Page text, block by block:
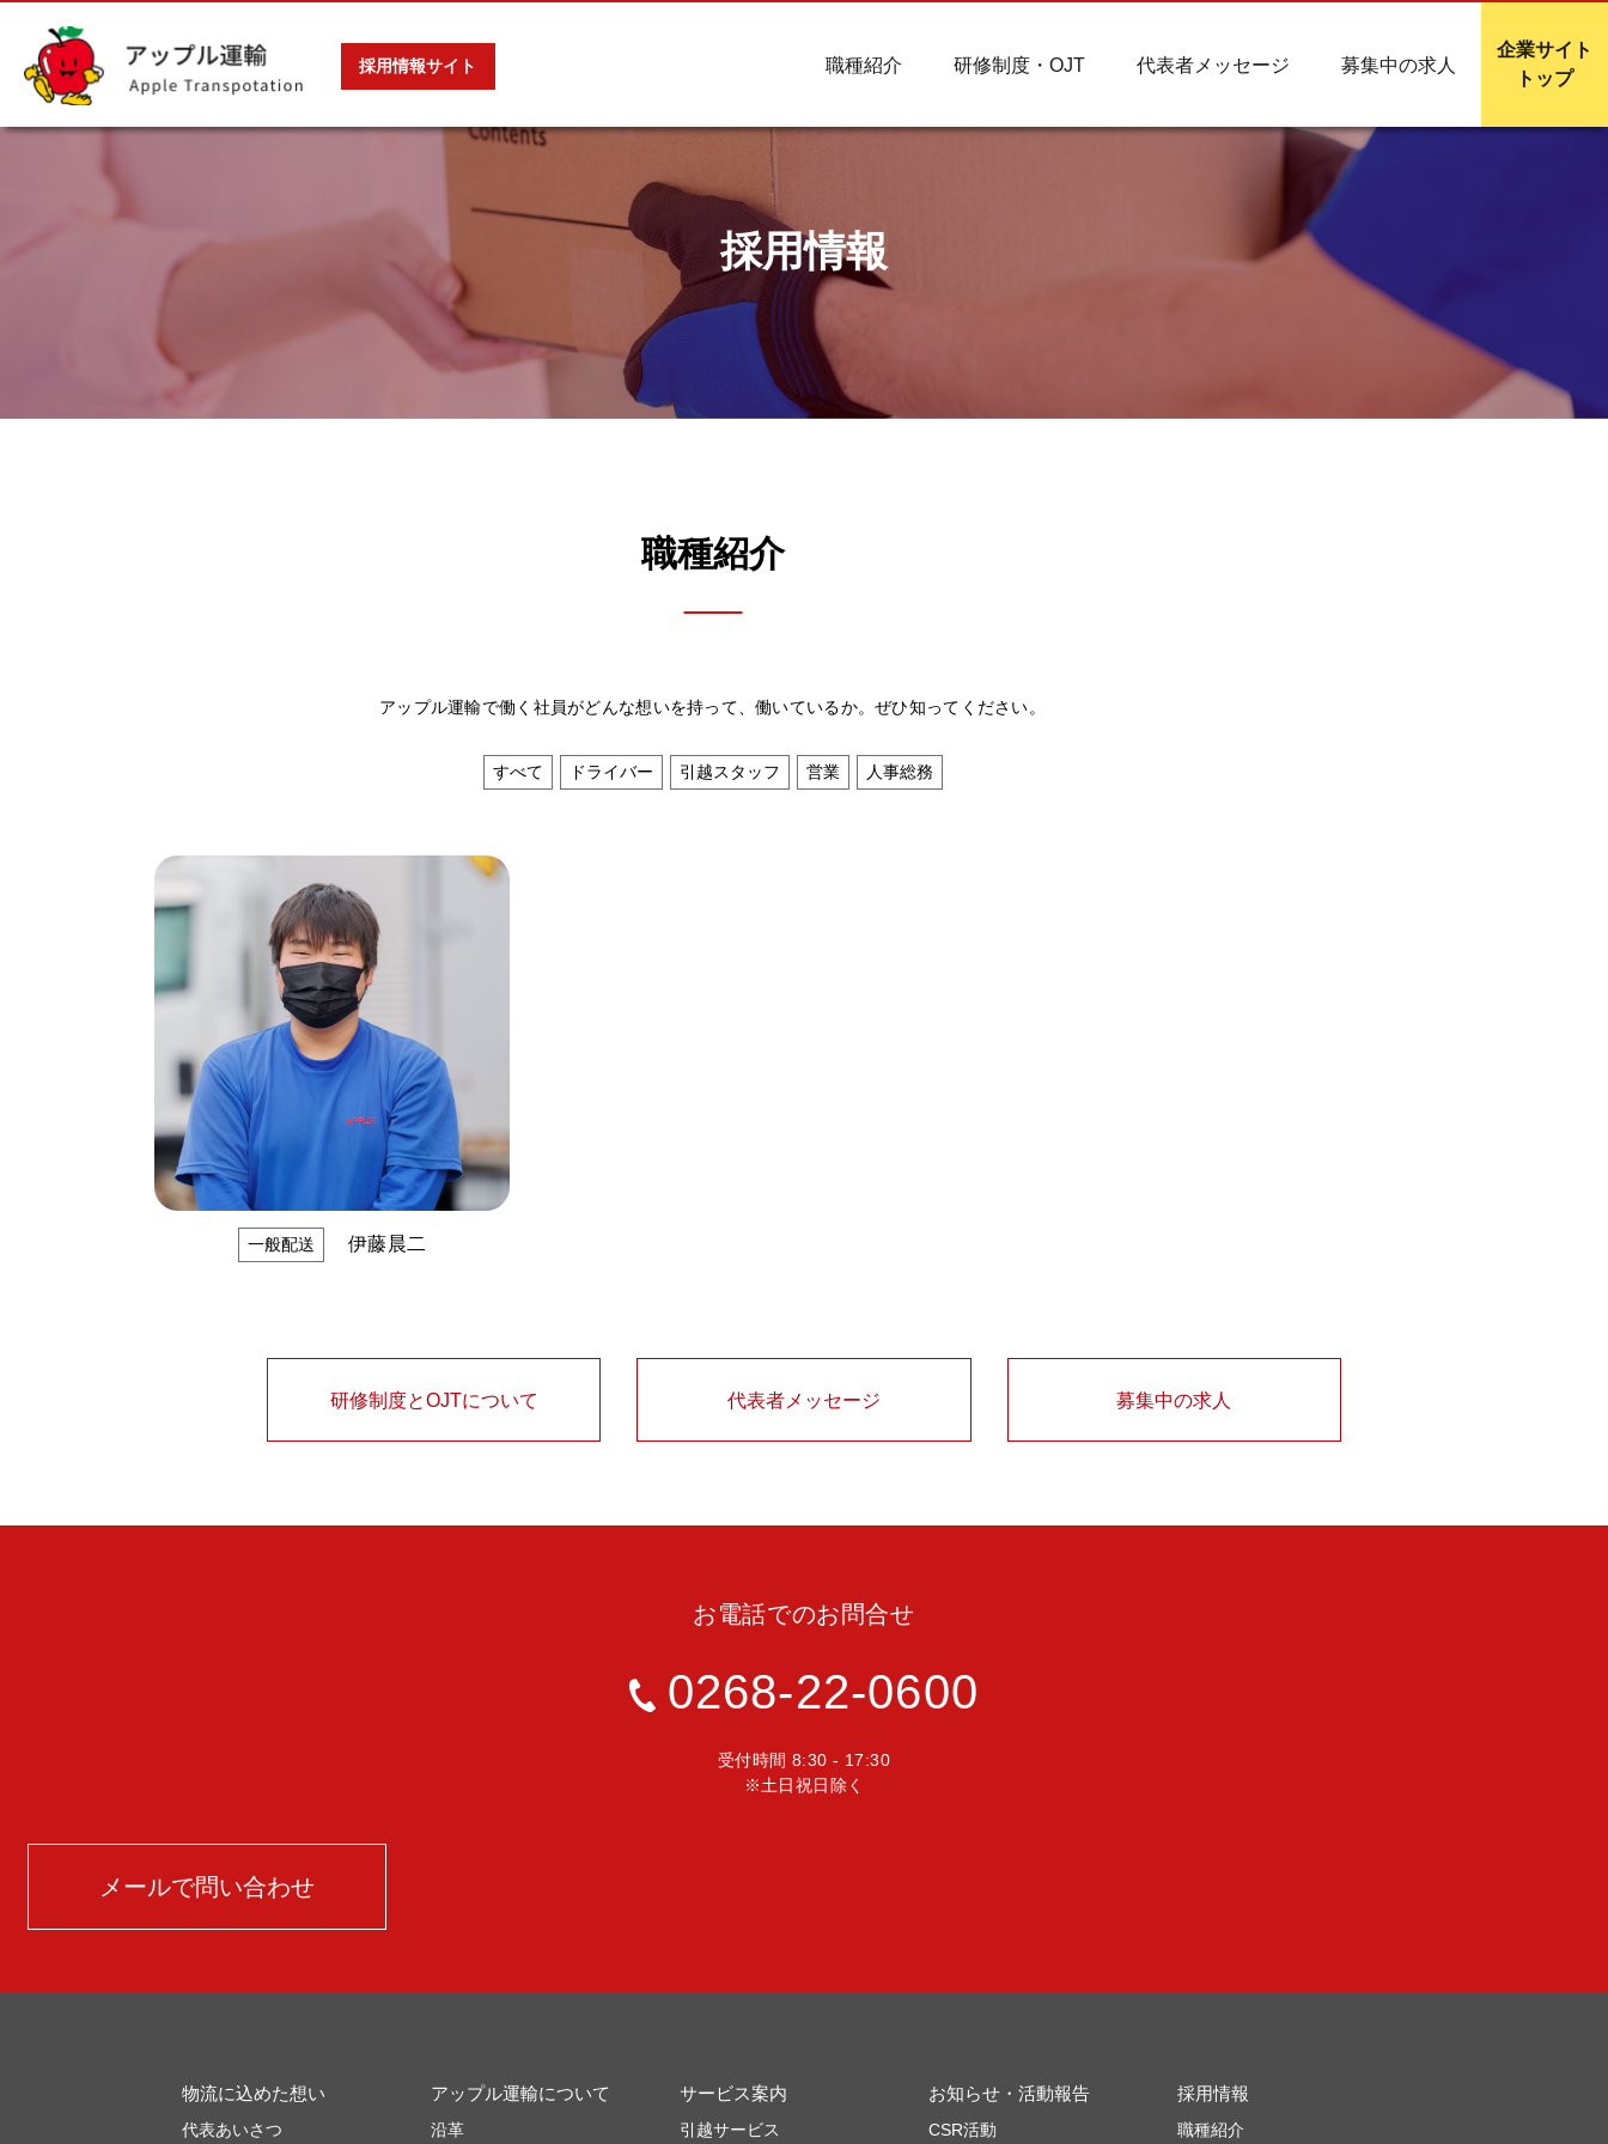
採用情報サイト 職種紹介 研修制度・OJT 代表者メッセージ 募集中の求人
企業サイト
トップ
採用情報
職種紹介
アップル運輸で働く社員がどんな想いを持って、働いているか。ぜひ知ってください。
すべて ドライバー 引越スタッフ 営業 人事総務
一般配送 伊藤晨二
研修制度とOJTについて 代表者メッセージ 募集中の求人
お電話でのお問合せ
0268-22-0600
受付時間 8:30 - 17:30
※土日祝日除く
メールで問い合わせ
物流に込めた想い
代表あいさつ
アップル運輸について
沿革
サービス案内
引越サービス
お知らせ・活動報告
CSR活動
採用情報
職種紹介